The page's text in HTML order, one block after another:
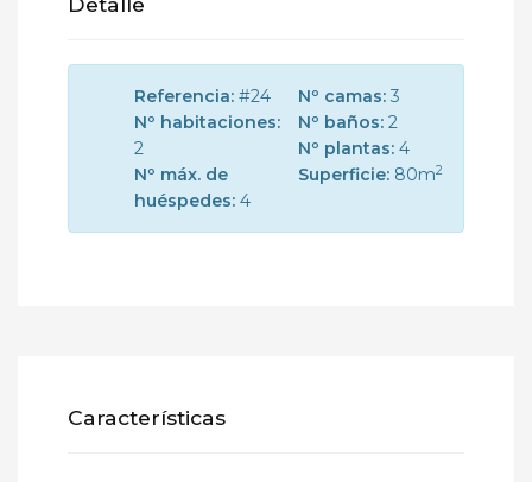
Referencia: #24
Nº habitaciones:
2
Nº máx. de
huéspedes: 4
Nº camas: 3
Nº baños: 2
Nº plantas: 4
Superficie: 80m2
Características